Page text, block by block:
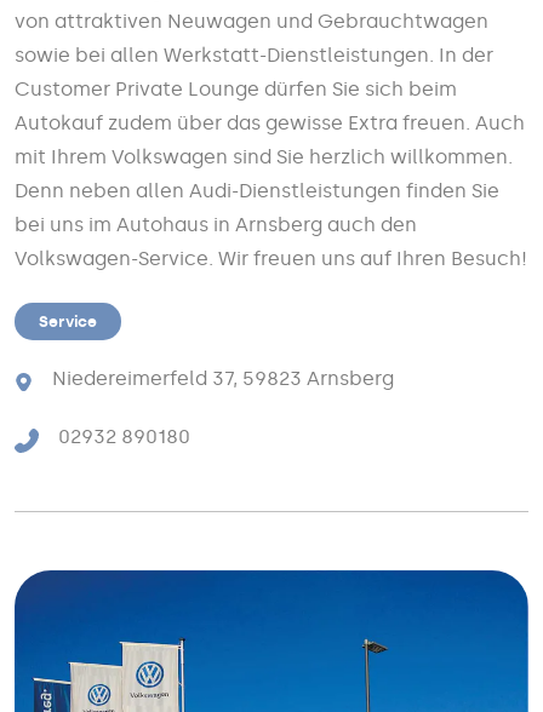
von attraktiven Neuwagen und Gebrauchtwagen
sowie bei allen Werkstatt-Dienstleistungen. In der
Customer Private Lounge dürfen Sie sich beim
Autokauf zudem über das gewisse Extra freuen. Auch
mit Ihrem Volkswagen sind Sie herzlich willkommen.
Denn neben allen Audi-Dienstleistungen finden Sie
bei uns im Autohaus in Arnsberg auch den
Volkswagen-Service. Wir freuen uns auf Ihren Besuch!
Service
Niedereimerfeld 37, 59823 Arnsberg
02932 890180